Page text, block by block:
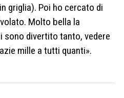
griglia). Poi ho cercato di
Molto bella la
sono divertito tanto, vedere
mille a tutti quanti».